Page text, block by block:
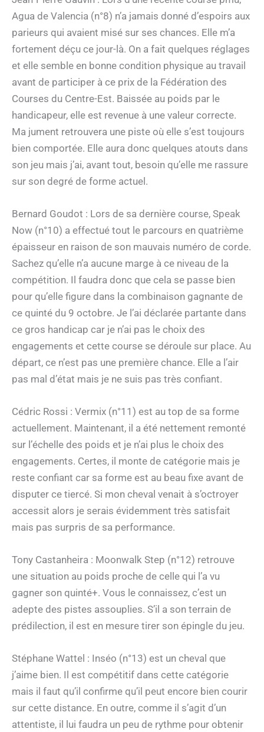
Agua de Valencia (n°8) n’a jamais donné d’espoirs aux
parieurs qui avaient misé sur ses chances. Elle m’a
fortement déçu ce jour-là. On a fait quelques réglages
et elle semble en bonne condition physique au travail
avant de participer à ce prix de la Fédération des
Courses du Centre-Est. Baissée au poids par le
handicapeur, elle est revenue à une valeur correcte.
Ma jument retrouvera une piste où elle s’est toujours
bien comportée. Elle aura donc quelques atouts dans
son jeu mais j’ai, avant tout, besoin qu’elle me rassure
sur son degré de forme actuel.
Bernard Goudot : Lors de sa dernière course, Speak
Now (n°10) a effectué tout le parcours en quatrième
épaisseur en raison de son mauvais numéro de corde.
Sachez qu’elle n’a aucune marge à ce niveau de la
compétition. Il faudra donc que cela se passe bien
pour qu’elle figure dans la combinaison gagnante de
ce quinté du 9 octobre. Je l’ai déclarée partante dans
ce gros handicap car je n’ai pas le choix des
engagements et cette course se déroule sur place. Au
départ, ce n’est pas une première chance. Elle a l’air
pas mal d’état mais je ne suis pas très confiant.
Cédric Rossi : Vermix (n°11) est au top de sa forme
actuellement. Maintenant, il a été nettement remonté
sur l’échelle des poids et je n’ai plus le choix des
engagements. Certes, il monte de catégorie mais je
reste confiant car sa forme est au beau fixe avant de
disputer ce tiercé. Si mon cheval venait à s’octroyer
accessit alors je serais évidemment très satisfait
mais pas surpris de sa performance.
Tony Castanheira : Moonwalk Step (n°12) retrouve
une situation au poids proche de celle qui l’a vu
gagner son quinté+. Vous le connaissez, c’est un
adepte des pistes assouplies. S’il a son terrain de
prédilection, il est en mesure tirer son épingle du jeu.
Stéphane Wattel : Inséo (n°13) est un cheval que
j’aime bien. Il est compétitif dans cette catégorie
mais il faut qu’il confirme qu’il peut encore bien courir
sur cette distance. En outre, comme il s’agit d’un
attentiste, il lui faudra un peu de rythme pour obtenir